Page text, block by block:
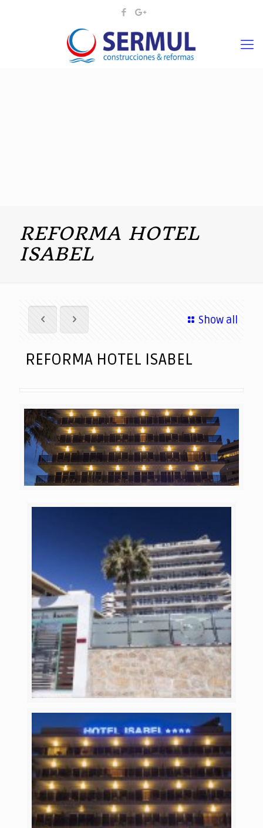
REFORMA HOTEL
ISABEL
Show all
REFORMA HOTEL ISABEL